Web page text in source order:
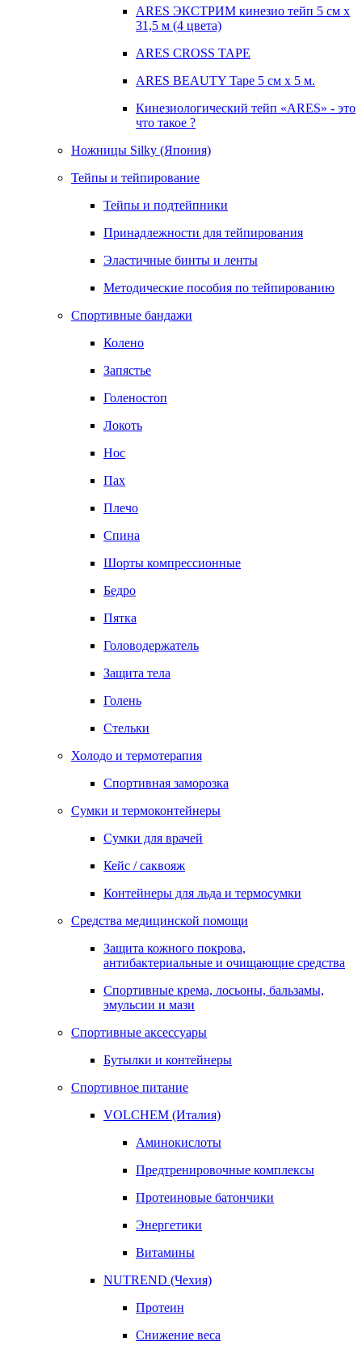
ARES ЭКСТРИМ кинезио тейп 5 см х
31,5 м (4 цвета)
ARES CROSS TAPE
ARES BEAUTY Tape 5 см х 5 м.
Кинезиологический тейп «ARES» - это
что такое ?
Ножницы Silky (Япония)
Тейпы и тейпирование
Тейпы и подтейпники
Принадлежности для тейпирования
Эластичные бинты и ленты
Методические пособия по тейпированию
Спортивные бандажи
Колено
Запястье
Голеностоп
Локоть
Нос
Пах
Плечо
Спина
Шорты компрессионные
Бедро
Пятка
Головодержатель
Защита тела
Голень
Стельки
Холодо и термотерапия
Спортивная заморозка
Сумки и термоконтейнеры
Сумки для врачей
Кейс / саквояж
Контейнеры для льда и термосумки
Средства медицинской помощи
Защита кожного покрова,
антибактериальные и очищающие средства
Спортивные крема, лосьоны, бальзамы,
эмульсии и мази
Спортивные аксессуары
Бутылки и контейнеры
Спортивное питание
VOLCHEM (Италия)
Аминокислоты
Предтренировочные комплексы
Протеиновые батончики
Энергетики
Витамины
NUTREND (Чехия)
Протеин
Снижение веса